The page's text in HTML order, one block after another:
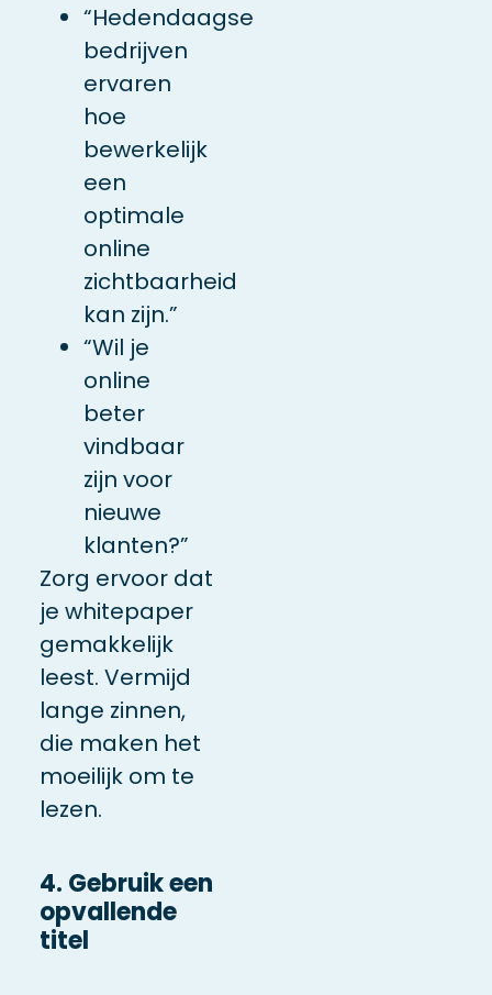
“Hedendaagse
bedrijven
ervaren
hoe
bewerkelijk
een
optimale
online
zichtbaarheid
kan zijn.”
“Wil je
online
beter
vindbaar
zijn voor
nieuwe
klanten?”
Zorg ervoor dat
je whitepaper
gemakkelijk
leest. Vermijd
lange zinnen,
die maken het
moeilijk om te
lezen.
4. Gebruik een
opvallende
titel